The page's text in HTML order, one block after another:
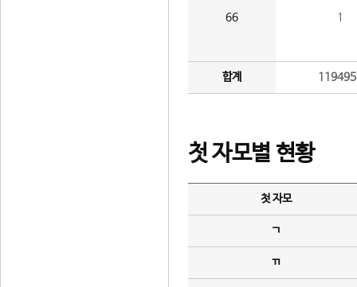
66 1
합계
첫 자모별 현황
첫 자모
ㄱ
ㄲ